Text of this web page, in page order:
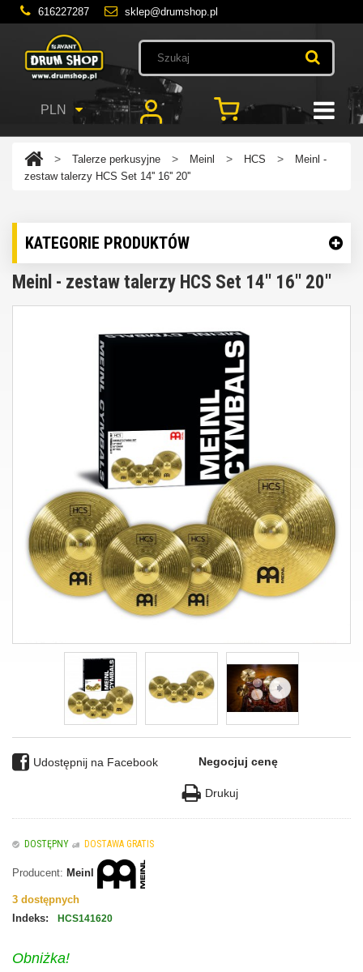
616227287 sklep@drumshop.pl
PLN
> Talerze perkusyjne > Meinl > HCS >
Meinl -
zestaw talerzy HCS Set 14'' 16'' 20''
KATEGORIE PRODUKTÓW
Meinl - zestaw talerzy HCS Set 14'' 16'' 20''
Udostępnij na Facebook Negocjuj cenę
Drukuj
DOSTĘPNY DOSTAWA GRATIS
Producent: Meinl
3 dostępnych
Indeks:
HCS141620
Obniżka!